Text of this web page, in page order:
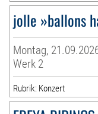
jolle »ballons
Montag,
Werk 2
Rubrik: Konzert